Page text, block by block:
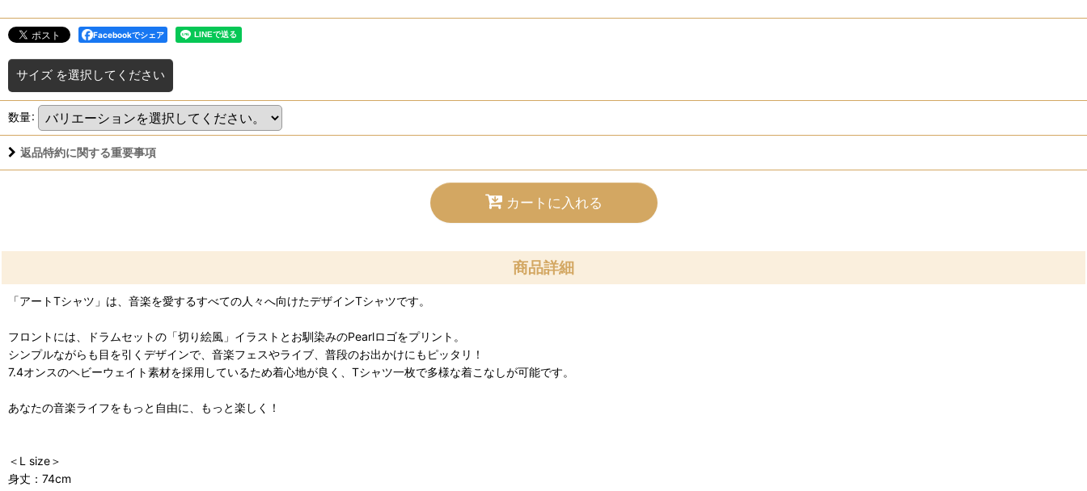
Facebookでシェア
サイズ を選択してください
数量:
返品特約に関する重要事項
カートに入れる
商品詳細
「アートTシャツ」は、音楽を愛するすべての人々へ向けたデザインTシャツです。
フロントには、ドラムセットの「切り絵風」イラストとお馴染みのPearlロゴをプリント。
シンプルながらも目を引くデザインで、音楽フェスやライブ、普段のお出かけにもピッタリ！
7.4オンスのヘビーウェイト素材を採用しているため着心地が良く、Tシャツ一枚で多様な着こなしが可能です。
あなたの音楽ライフをもっと自由に、もっと楽しく！
＜L size＞
身丈：74cm